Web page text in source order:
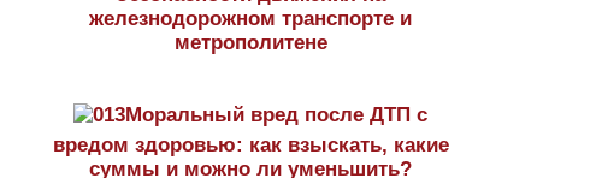
железнодорожном транспорте и
метрополитене
Моральный вред после ДТП с
вредом здоровью: как взыскать, какие
суммы и можно ли уменьшить?